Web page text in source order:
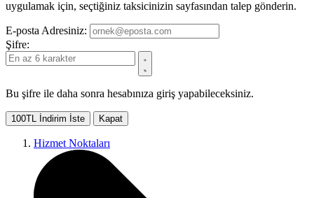
uygulamak için, seçtiğiniz taksicinizin sayfasından talep gönderin.
E-posta Adresiniz:
Şifre:
Bu şifre ile daha sonra hesabınıza giriş yapabileceksiniz.
100TL İndirim İste Kapat
Hizmet Noktaları